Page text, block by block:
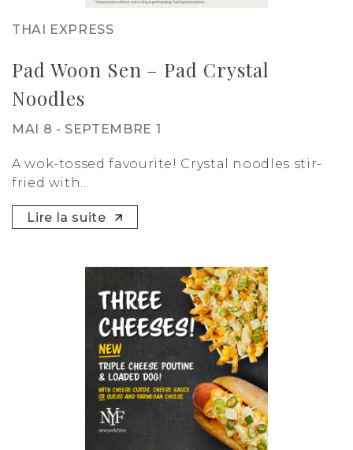
THAI EXPRESS
Pad Woon Sen – Pad Crystal
Noodles
MAI 8 - SEPTEMBRE 1
A wok-tossed favourite! Crystal noodles stir-
fried with...
Lire la suite